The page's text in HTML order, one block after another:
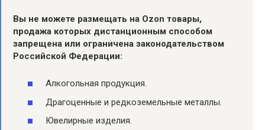
Вы не можете размещать на Ozon товары,
продажа которых дистанционным способом
запрещена или ограничена законодательством
Российской Федерации:
Алкогольная продукция.
Драгоценные и редкоземельные металлы.
Ювелирные изделия.